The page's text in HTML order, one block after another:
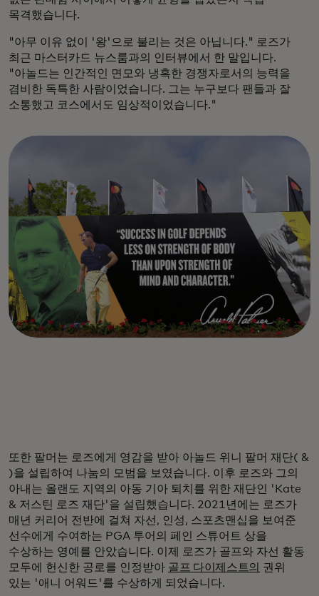
목격했습니다.
"아무 이유 없이 '왕'으로 불리는 것은 아닙니다." 로즈가
최근 마스터카드 뉴스룸과의 인터뷰에서 한 말입니다.
"아놀드는 인간적인 면모와 냉혹한 경쟁자로서의 능력을
겸비한 독특한 사람이었습니다. 그는 누구보다 팬들과 잘
소통했고 코스에서도 임상적이었습니다."
또한 팔머는 로즈에게 영감을 받아 아놀드 위니 팔머 재단( &
)을 설립하여 나눔의 모범을 보였습니다. 이후 로즈와 그의
아내는 올랜도 지역의 아동 기아 퇴치를 위한 재단인 'Kate
& 저스틴 로즈 재단'을 설립했습니다. 2021년에는 로즈가
매년 커리어 전반에 걸쳐 자선, 인성, 스포츠맨십을 보여준
선수에게 수여하는 PGA 투어의 페인 스튜어트 상을
수상하는 영예를 안았습니다. 이제 로즈가 골프와 자선 활동
모두에 헌신한 공로를 인정받아 골프 다이제스트의 권위
있는 '애니 어워드'를 수상하게 되었습니다.